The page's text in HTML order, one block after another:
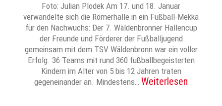
Foto: Julian Plodek Am 17. und 18. Januar
verwandelte sich die Römerhalle in ein Fußball-Mekka
für den Nachwuchs: Der 7. Wäldenbronner Hallencup
der Freunde und Förderer der Fußballjugend
gemeinsam mit dem TSV Wäldenbronn war ein voller
Erfolg. 36 Teams mit rund 360 fußballbegeisterten
Kindern im Alter von 5 bis 12 Jahren traten
gegeneinander an. Mindestens… Weiterlesen